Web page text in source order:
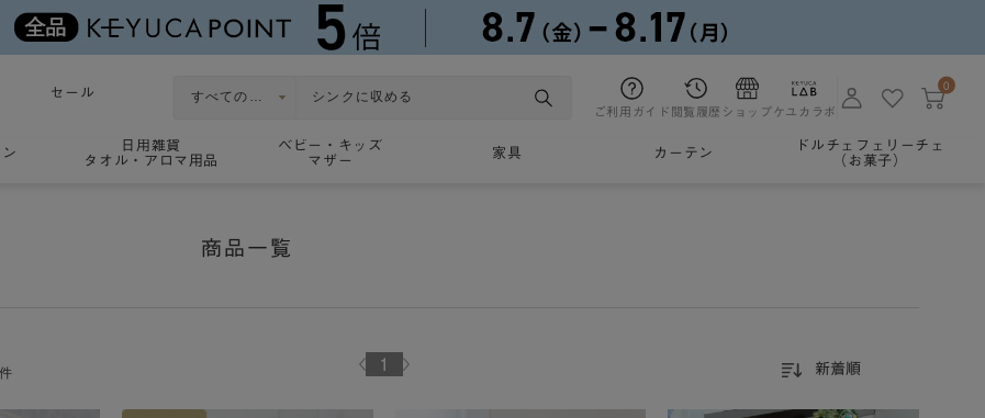
セール
ご利用ガイド 閲覧履歴 ショップケユカラボ
0
日用雑貨
タオル・アロマ用品
ベビー・キッズ
マザー
家具 カーテン
ドルチェフェリーチェ
（お菓子）
商品一覧
件 1 新着順